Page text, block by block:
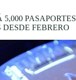
PASAPORTES
FEBRERO